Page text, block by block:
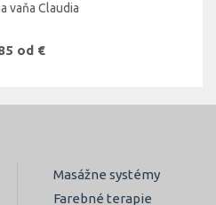
vaňa Claudia
od €
Masážne systémy
Farebné terapie